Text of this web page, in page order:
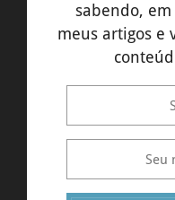
sabendo,
meus artigos e